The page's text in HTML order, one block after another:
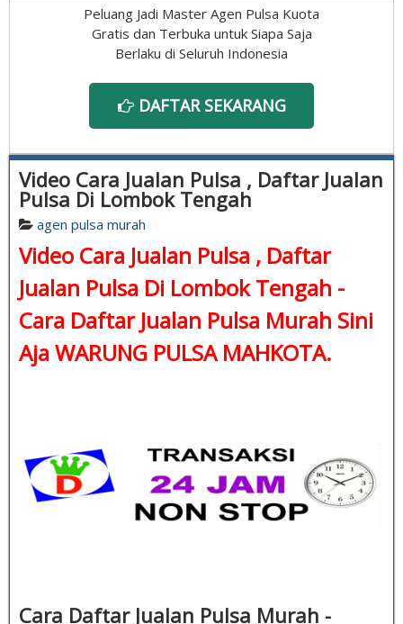
Peluang Jadi Master Agen Pulsa Kuota
Gratis dan Terbuka untuk Siapa Saja
Berlaku di Seluruh Indonesia
DAFTAR SEKARANG
Video Cara Jualan Pulsa , Daftar Jualan
Pulsa Di Lombok Tengah
agen pulsa murah
Video Cara Jualan Pulsa , Daftar
Jualan Pulsa Di Lombok Tengah -
Cara Daftar Jualan Pulsa Murah Sini
Aja WARUNG PULSA MAHKOTA.
Cara Daftar Jualan Pulsa Murah -